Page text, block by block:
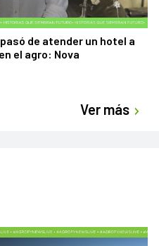
de atender un hotel a
el agro: Nova
Ver más